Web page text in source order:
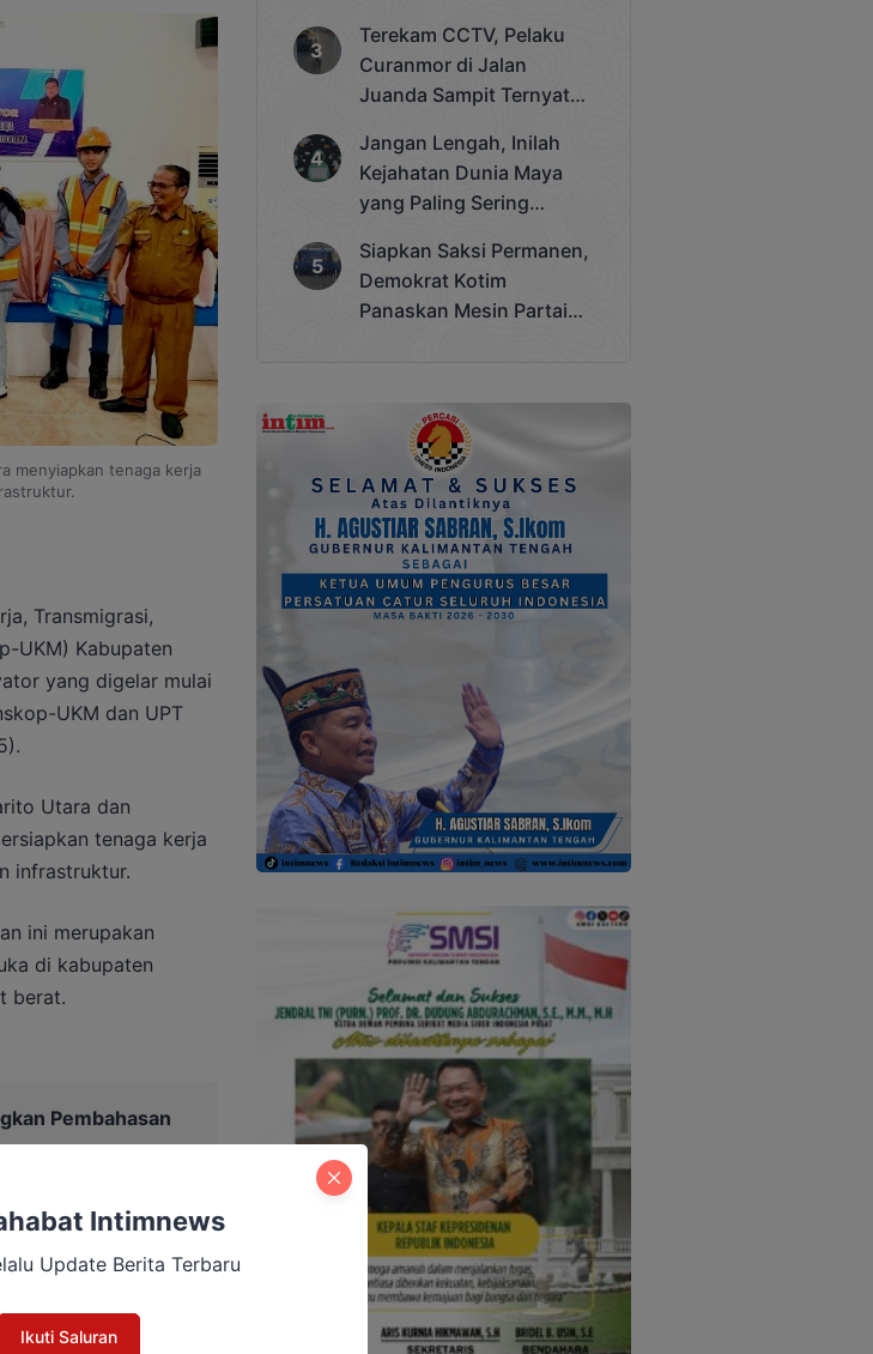
menyiapkan tenaga kerja
Transmigrasi,
UKM) Kabupaten
yang digelar mulai
UKM dan UPT
Utara dan
tenaga kerja
infrastruktur.
ini merupakan
di kabupaten
berat.
Pembahasan
Cup 2025
Terekam CCTV, Pelaku
Curanmor di Jalan
Juanda Sampit Ternyata
Jangan Lengah, Inilah
Kejahatan Dunia Maya
yang Paling Sering
Siapkan Saksi Permanen,
Demokrat Kotim
Panaskan Mesin Partai
Intimnews
Update Berita Terbaru
Ikuti Saluran